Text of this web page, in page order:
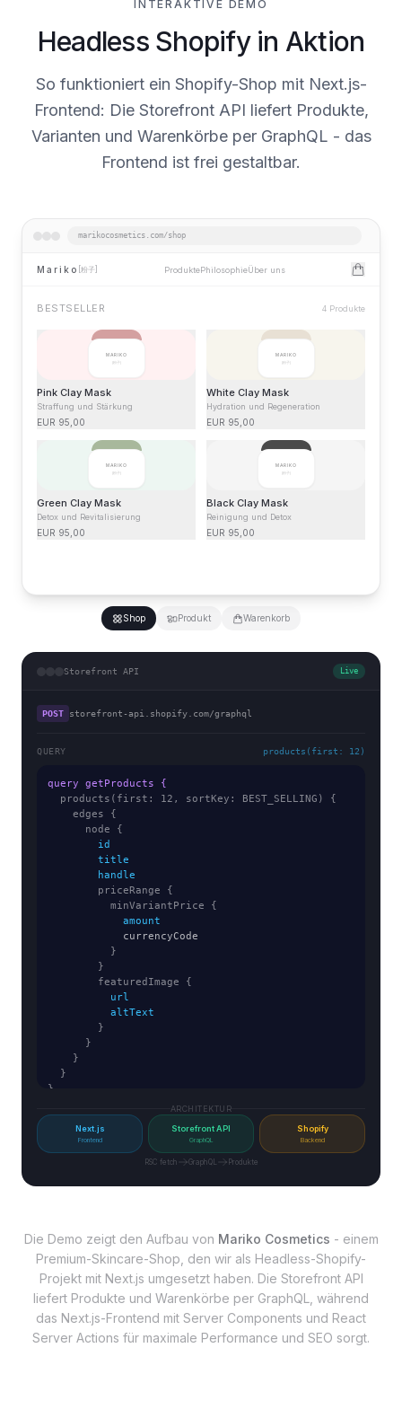
INTERAKTIVE DEMO
Headless Shopify in Aktion
So funktioniert ein Shopify-Shop mit Next.js-
Frontend: Die Storefront API liefert Produkte,
Varianten und Warenkörbe per GraphQL - das
Frontend ist frei gestaltbar.
marikocosmetics.com/shop
Mariko [粉子] ProduktePhilosophieÜber uns
BESTSELLER 4 Produkte
MARIKO
[粉子]
Pink Clay Mask
Straffung und Stärkung
EUR 95,00
MARIKO
[粉子]
White Clay Mask
Hydration und Regeneration
EUR 95,00
MARIKO
[粉子]
Green Clay Mask
Detox und Revitalisierung
EUR 95,00
MARIKO
[粉子]
Black Clay Mask
Reinigung und Detox
EUR 95,00
Shop Produkt Warenkorb
Storefront API Live
POST storefront-api.shopify.com/graphql
QUERY products(first: 12)
query getProducts {
  products(first: 12, sortKey: BEST_SELLING) {
    edges {
      node {
        id
        title
        handle
        priceRange {
          minVariantPrice {
            amount
            currencyCode
          }
        }
        featuredImage {
          url
          altText
        }
      }
    }
  }
}
ARCHITEKTUR
Next.js
Frontend
Storefront API
GraphQL
Shopify
Backend
RSC fetch GraphQL Produkte
Die Demo zeigt den Aufbau von Mariko Cosmetics - einem
Premium-Skincare-Shop, den wir als Headless-Shopify-
Projekt mit Next.js umgesetzt haben. Die Storefront API
liefert Produkte und Warenkörbe per GraphQL, während
das Next.js-Frontend mit Server Components und React
Server Actions für maximale Performance und SEO sorgt.